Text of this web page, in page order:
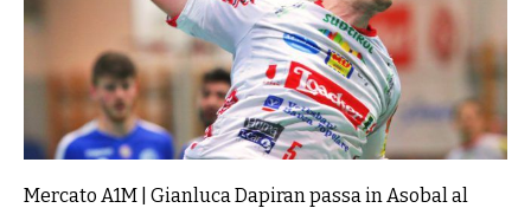
Mercato A1M | Gianluca Dapiran passa in Asobal al